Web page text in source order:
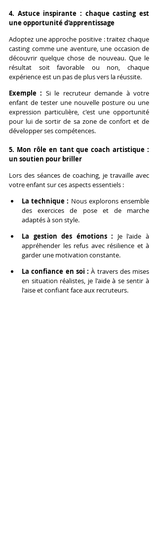
4. Astuce inspirante : chaque casting est
une opportunité d'apprentissage
Adoptez une approche positive : traitez chaque
casting comme une aventure, une occasion de
découvrir quelque chose de nouveau. Que le
résultat soit favorable ou non, chaque
expérience est un pas de plus vers la réussite.
Exemple : Si le recruteur demande à votre
enfant de tester une nouvelle posture ou une
expression particulière, c'est une opportunité
pour lui de sortir de sa zone de confort et de
développer ses compétences.
5. Mon rôle en tant que coach artistique :
un soutien pour briller
Lors des séances de coaching, je travaille avec
votre enfant sur ces aspects essentiels :
La technique : Nous explorons ensemble
des exercices de pose et de marche
adaptés à son style.
La gestion des émotions : Je l'aide à
appréhender les refus avec résilience et à
garder une motivation constante.
La confiance en soi : À travers des mises
en situation réalistes, je l'aide à se sentir à
l'aise et confiant face aux recruteurs.